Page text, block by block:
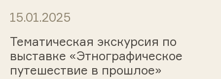
15.01.2025
Тематическая экскурсия по
выставке «Этнографическое
путешествие в прошлое»